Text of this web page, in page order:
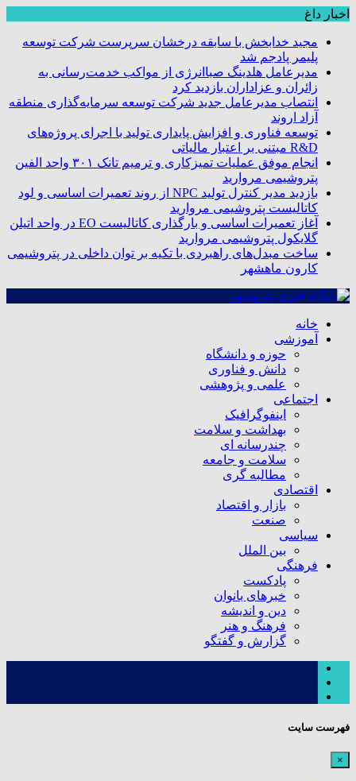
اخبار داغ
مجید خدابخش با سابقه درخشان سرپرست شرکت توسعه
پلیمر پادجم شد
مدیرعامل هلدینگ صباانرژی از مواکب خدمت‌رسانی به
زائران و عزاداران بازدید کرد
انتصاب مدیرعامل جدید شرکت توسعه سرمایه‌گذاری منطقه
آزاد اروند
توسعه فناوری و افزایش پایداری تولید با اجرای پروژه‌های
R&D مبتنی بر اعتبار مالیاتی
انجام موفق عملیات تمیزکاری و ترمیم تانک ۳۰۱ واحد الفین
پتروشیمی مروارید
بازدید مدیر کنترل تولید NPC از روند تعمیرات اساسی و لود
کاتالیست پتروشیمی مروارید
آغاز تعمیرات اساسی و بارگذاری کاتالیست EO در واحد اتیلن
گلایکول پتروشیمی مروارید
ساخت مبدل‌های راهبردی با تکیه بر توان داخلی در پتروشیمی
کارون ماهشهر
خانه
آموزشی
حوزه و دانشگاه
دانش و فناوری
علمی و پژوهشی
اجتماعی
اینفوگرافیک
بهداشت و سلامت
چندرسانه ای
سلامت و جامعه
مطالبه گری
اقتصادی
بازار و اقتصاد
صنعت
سیاسی
بین الملل
فرهنگی
پادکست
خبرهای بانوان
دین و اندیشه
فرهنگ و هنر
گزارش و گفتگو
فهرست سایت
×